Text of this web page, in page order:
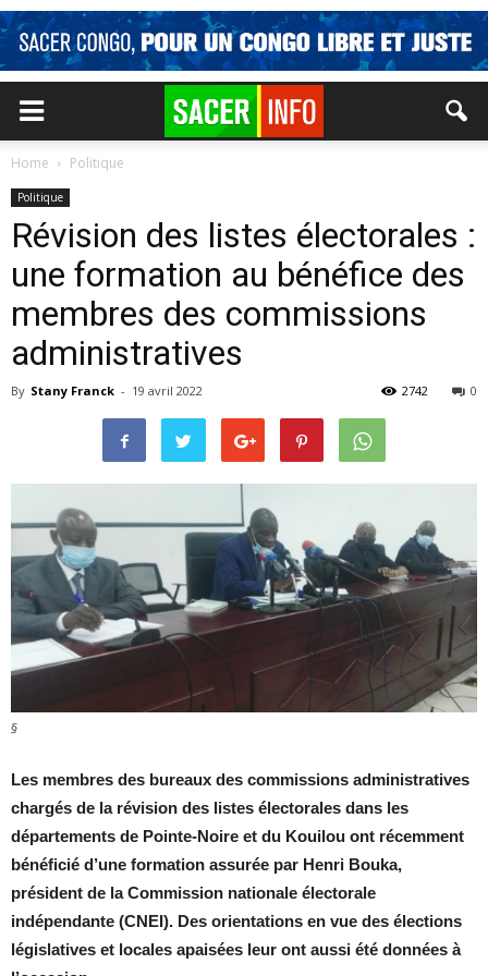
Home Politique
Politique
Révision des listes électorales :
une formation au bénéfice des
membres des commissions
administratives
By Stany Franck - 19 avril 2022 0
2742
§
Les membres des bureaux des commissions administratives
chargés de la révision des listes électorales dans les
départements de Pointe-Noire et du Kouilou ont récemment
bénéficié d’une formation assurée par Henri Bouka,
président de la Commission nationale électorale
indépendante (CNEI). Des orientations en vue des élections
législatives et locales apaisées leur ont aussi été données à